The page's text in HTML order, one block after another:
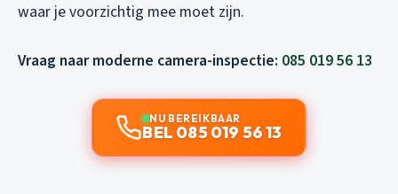
waar je voorzichtig mee moet zijn.
Vraag naar moderne camera-inspectie: 085 019 56 13
NU BEREIKBAAR
BEL 085 019 56 13